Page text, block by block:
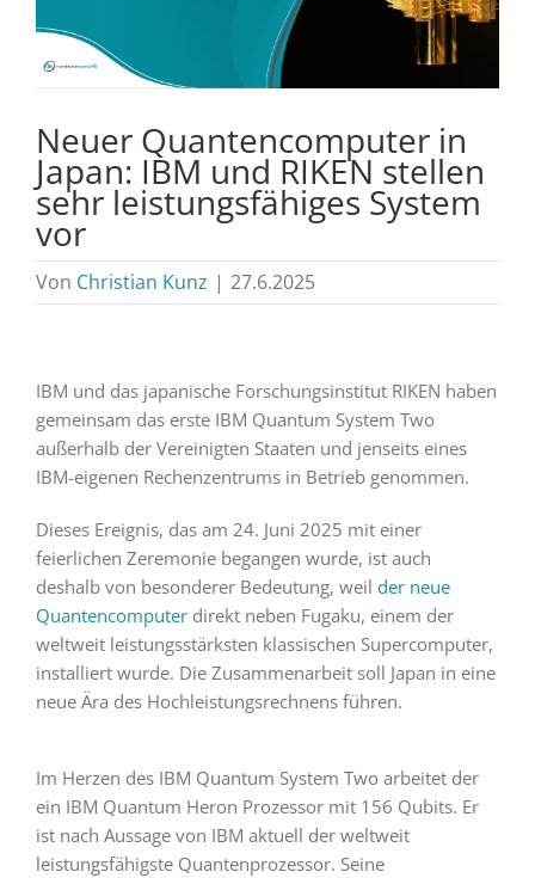
Neuer Quantencomputer in
Japan: IBM und RIKEN stellen
sehr leistungsfähiges System
vor
Von Christian Kunz | 27.6.2025
IBM und das japanische Forschungsinstitut RIKEN haben
gemeinsam das erste IBM Quantum System Two
außerhalb der Vereinigten Staaten und jenseits eines
IBM-eigenen Rechenzentrums in Betrieb genommen.
Dieses Ereignis, das am 24. Juni 2025 mit einer
feierlichen Zeremonie begangen wurde, ist auch
deshalb von besonderer Bedeutung, weil der neue
Quantencomputerdirekt neben Fugaku, einem der
weltweit leistungsstärksten klassischen Supercomputer,
installiert wurde. Die Zusammenarbeit soll Japan in eine
neue Ära des Hochleistungsrechnens führen.
Im Herzen des IBM Quantum System Two arbeitet der
ein IBM Quantum Heron Prozessor mit 156 Qubits. Er
ist nach Aussage von IBM aktuell der weltweit
leistungsfähigste Quantenprozessor. Seine